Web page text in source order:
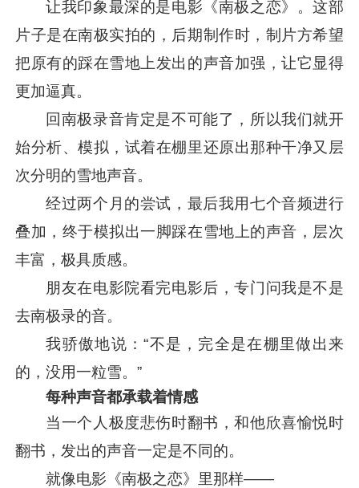
让我印象最深的是电影《南极之恋》。这部
片子是在南极实拍的，后期制作时，制片方希望
把原有的踩在雪地上发出的声音加强，让它显得
更加逼真。
回南极录音肯定是不可能了，所以我们就开
始分析、模拟，试着在棚里还原出那种干净又层
次分明的雪地声音。
经过两个月的尝试，最后我用七个音频进行
叠加，终于模拟出一脚踩在雪地上的声音，层次
丰富，极具质感。
朋友在电影院看完电影后，专门问我是不是
去南极录的音。
我骄傲地说：“不是，完全是在棚里做出来
的，没用一粒雪。”
每种声音都承载着情感
当一个人极度悲伤时翻书，和他欣喜愉悦时
翻书，发出的声音一定是不同的。
就像电影《南极之恋》里那样——